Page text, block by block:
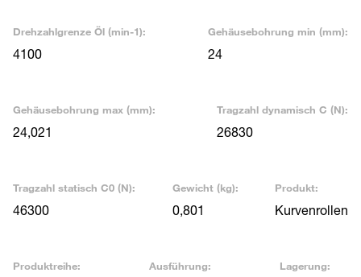
Drehzahlgrenze Öl (min-1):
4100
Gehäusebohrung min (mm):
24
Gehäusebohrung max (mm):
24,021
Tragzahl dynamisch C (N):
26830
Tragzahl statisch C0 (N):
46300
Gewicht (kg):
0,801
Produkt:
Kurvenrollen
Produktreihe: Ausführung: Lagerung: